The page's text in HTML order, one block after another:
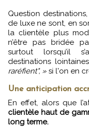
Question
de luxe ne sont, en
la clientèle plus
n’être pas bridée
surtout lorsqu’il
destinations
raréfient", » si l'on en
Une anticipation
En effet, alors que
clientèle haut de
long terme.